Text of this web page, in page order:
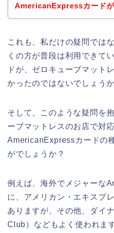
AmericanExpressカードが
これも、私だけの疑問では
くの方が普段は利用できて
ドが、ゼロキューブマット
かったのではないでしょうか
そして、このような疑問を
ーブマットレスのお店で対
AmericanExpressカードの
がでしょうか？
例えば、海外でメジャーな
に、アメリカン・エキスプ
ありますが、その他、ダイ
Club）などもよく使われま